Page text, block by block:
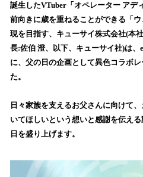
込
み
中
で
誕生したVTuber「オペレーター アデ
前向きに歳を重ねることができる「
現を目指す、キューサイ株式会社(本
長:佐伯 澄、以下、キューサイ社)は
に、父の日の企画として異色コラボ
た。
日々家族を支えるお父さんに向けて
いてほしいという想いと感謝を伝え
日を盛り上げます。